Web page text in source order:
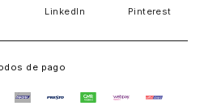
LinkedIn Pinterest
de pago